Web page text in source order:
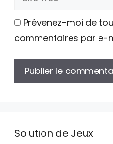
Prévenez-moi de
commentaires par e-
Solution de Jeux